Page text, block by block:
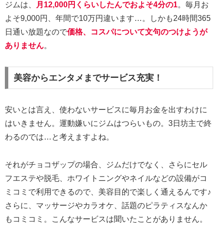
ジムは、
月12,000円くらいしたんでおよそ4分の1。毎月お
よそ9,000円、年間で10万円違います…。しかも24時間365
日通い放題なので価格、コスパについて文句のつけようが
ありません。
美容からエンタメまでサービス充実！
安いとは言え、使わないサービスに毎月お金を出すわけに
はいきません。運動嫌いにジムはつらいもの。3日坊主で終
わるのでは…と考えますよね。
それがチョコザップの場合、ジムだけでなく、さらにセル
フエステや脱毛、ホワイトニングやネイルなどの設備がコ
ミコミで利用できるので、美容目的で楽しく通えるんです♪
さらに、マッサージやカラオケ、話題のピラティスなんか
もコミコミ。こんなサービスは聞いたことがありません。